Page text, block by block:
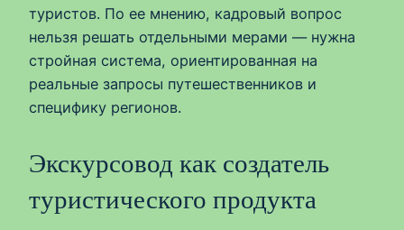
туристов. По ее мнению, кадровый вопрос
нельзя решать отдельными мерами — нужна
стройная система, ориентированная на
реальные запросы путешественников и
специфику регионов.
Экскурсовод как создатель
туристического продукта